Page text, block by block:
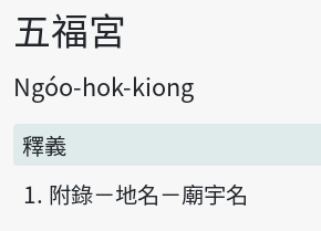
主內容區塊
五福宮
Ngóo-hok-kiong
釋義
附錄－地名－廟宇名